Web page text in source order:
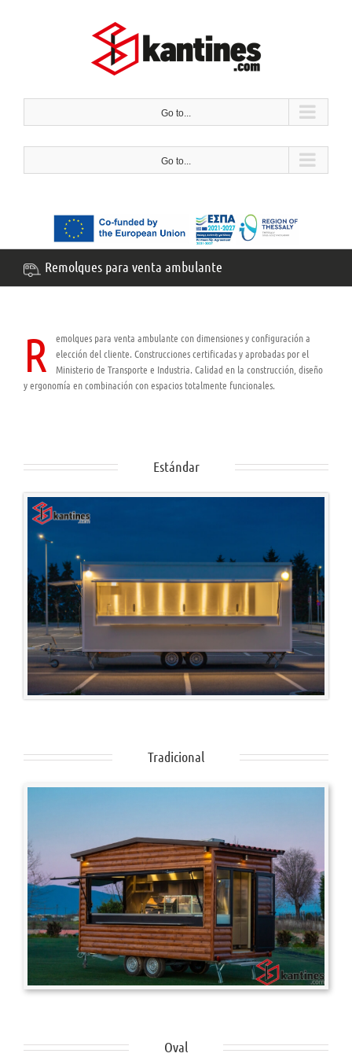
Go to...
Go to...
Remolques para venta ambulante
R
emolques para venta ambulante con dimensiones y configuración a
elección del cliente. Construcciones certificadas y aprobadas por el
Ministerio de Transporte e Industria. Calidad en la construcción, diseño
y ergonomía en combinación con espacios totalmente funcionales.
Estándar
Tradicional
Oval